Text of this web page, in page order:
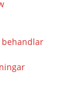
behandlar